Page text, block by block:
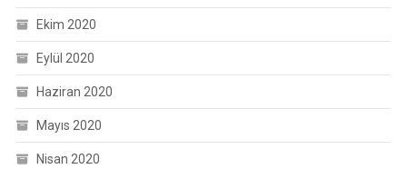
Ekim 2020
Eylül 2020
Haziran 2020
Mayıs 2020
Nisan 2020